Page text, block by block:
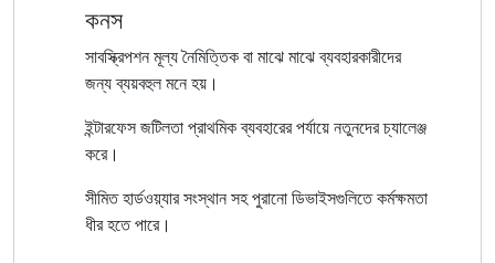
কনস
সাবস্ক্রিপশন মূল্য নৈমিত্তিক বা মাঝে মাঝে ব্যবহারকারীদের
জন্য ব্যয়বহুল মনে হয়।
ইন্টারফেস জটিলতা প্রাথমিক ব্যবহারের পর্যায়ে নতুনদের চ্যালেঞ্জ
করে।
সীমিত হার্ডওয়্যার সংস্থান সহ পুরানো ডিভাইসগুলিতে কর্মক্ষমতা
ধীর হতে পারে।